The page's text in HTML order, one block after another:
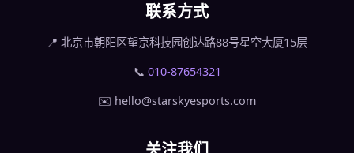
联系方式
📍 北京市朝阳区望京科技园创达路88号星空大厦15层
📞 010-87654321
✉️ hello@starskyesports.com